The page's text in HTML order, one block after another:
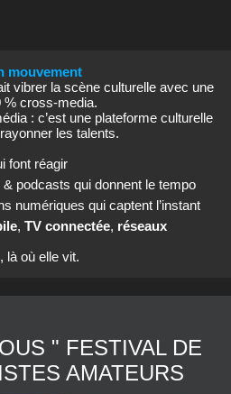
mouvement
vibrer la scène culturelle avec une
cross‑media.
: c’est une plateforme culturelle
les talents.
font réagir
podcasts qui donnent le tempo
numériques qui captent l’instant
, TV connectée, réseaux
là où elle vit.
" FESTIVAL DE
AMATEURS